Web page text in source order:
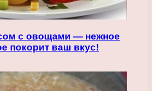
с овощами — нежное
покорит ваш вкус!